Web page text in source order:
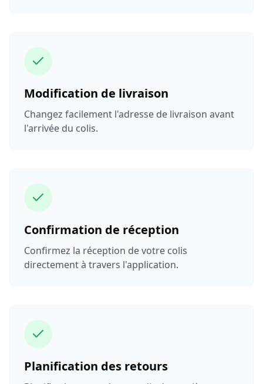
Modification de livraison
Changez facilement l'adresse de livraison avant
l'arrivée du colis.
Confirmation de réception
Confirmez la réception de votre colis
directement à travers l'application.
Planification des retours